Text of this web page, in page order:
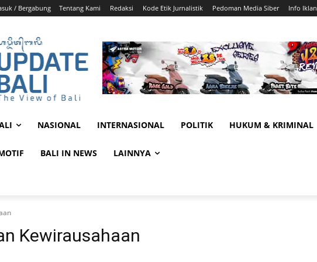
/ Bergabung Tentang Kami Redaksi Kode Etik Jurnalistik Pedoman Media Siber Info Iklan
NASIONAL INTERNASIONAL POLITIK HUKUM & KRIMINAL
BALI IN NEWS LAINNYA
Kewirausahaan